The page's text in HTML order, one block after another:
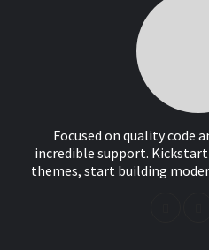
Focused on quality code
incredible support.
themes, start building